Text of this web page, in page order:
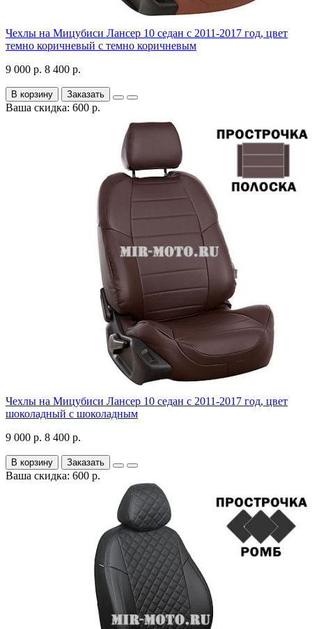
Чехлы на Мицубиси Лансер 10 седан с 2011-2017 год, цвет
темно коричневый с темно коричневым
9 000 р. 8 400 р.
В корзину Заказать
Ваша скидка: 600 р.
Чехлы на Мицубиси Лансер 10 седан с 2011-2017 год, цвет
шоколадный с шоколадным
9 000 р. 8 400 р.
В корзину Заказать
Ваша скидка: 600 р.